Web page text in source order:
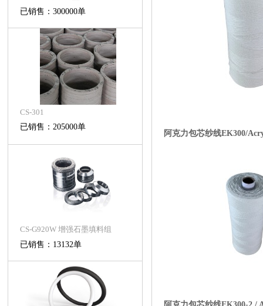
已销售：300000单
CS-301
已销售：205000单
CS-G920W 增强石墨填料组
已销售：13132单
阿克力包芯纱线EK300/